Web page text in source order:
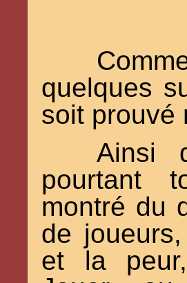
quelques
soit prouvé
Ainsi
pourtant
montré du
de
et la